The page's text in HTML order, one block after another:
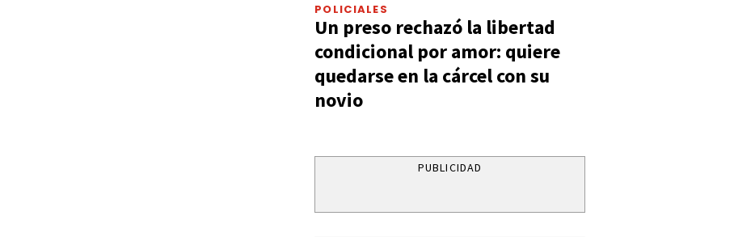
POLICIALES
Un preso rechazó la libertad
condicional por amor: quiere
quedarse en la cárcel con su
novio
PUBLICIDAD